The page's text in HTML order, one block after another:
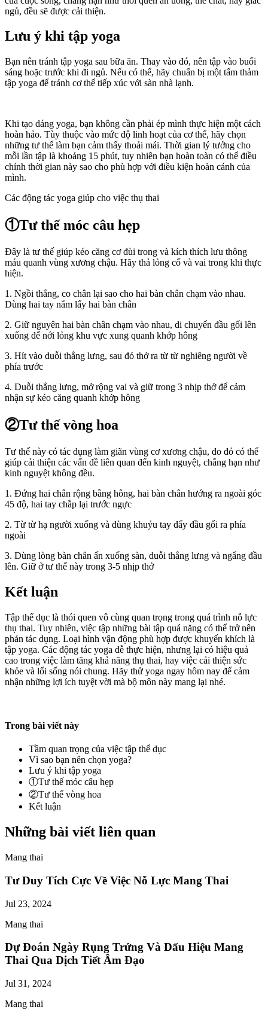
ngủ, đều sẽ được cải thiện.
Lưu ý khi tập yoga
Bạn nên tránh tập yoga sau bữa ăn. Thay vào đó, nên tập vào buổi
sáng hoặc trước khi đi ngủ. Nếu có thể, hãy chuẩn bị một tấm thảm
tập yoga để tránh cơ thể tiếp xúc với sàn nhà lạnh.
Khi tạo dáng yoga, bạn không cần phải ép mình thực hiện một cách
hoàn hảo. Tùy thuộc vào mức độ linh hoạt của cơ thể, hãy chọn
những tư thế làm bạn cảm thấy thoải mái. Thời gian lý tưởng cho
mỗi lần tập là khoảng 15 phút, tuy nhiên bạn hoàn toàn có thể điều
chỉnh thời gian này sao cho phù hợp với điều kiện hoàn cảnh của
mình.
Các động tác yoga giúp cho việc thụ thai
①Tư thế móc câu hẹp
Đây là tư thế giúp kéo căng cơ đùi trong và kích thích lưu thông
máu quanh vùng xương chậu. Hãy thả lỏng cổ và vai trong khi thực
hiện.
1. Ngồi thẳng, co chân lại sao cho hai bàn chân chạm vào nhau.
Dùng hai tay nắm lấy hai bàn chân
2. Giữ nguyên hai bàn chân chạm vào nhau, di chuyển đầu gối lên
xuống để nới lỏng khu vực xung quanh khớp hông
3. Hít vào duỗi thẳng lưng, sau đó thở ra từ từ nghiêng người về
phía trước
4. Duỗi thẳng lưng, mở rộng vai và giữ trong 3 nhịp thở để cảm
nhận sự kéo căng quanh khớp hông
②Tư thế vòng hoa
Tư thế này có tác dụng làm giãn vùng cơ xương chậu, do đó có thể
giúp cải thiện các vấn đề liên quan đến kinh nguyệt, chẳng hạn như
kinh nguyệt không đều.
1. Đứng hai chân rộng bằng hông, hai bàn chân hướng ra ngoài góc
45 độ, hai tay chắp lại trước ngực
2. Từ từ hạ người xuống và dùng khuỷu tay đẩy đầu gối ra phía
ngoài
3. Dùng lòng bàn chân ấn xuống sàn, duỗi thẳng lưng và ngẩng đầu
lên. Giữ ở tư thế này trong 3-5 nhịp thở
Kết luận
Tập thể dục là thói quen vô cùng quan trọng trong quá trình nỗ lực
thụ thai. Tuy nhiên, việc tập những bài tập quá nặng có thể trở nên
phản tác dụng. Loại hình vận động phù hợp được khuyến khích là
tập yoga. Các động tác yoga dễ thực hiện, nhưng lại có hiệu quả
cao trong việc làm tăng khả năng thụ thai, hay việc cải thiện sức
khỏe và lối sống nói chung. Hãy thử yoga ngay hôm nay để cảm
nhận những lợi ích tuyệt vời mà bộ môn này mang lại nhé.
Trong bài viết này
Tầm quan trọng của việc tập thể dục
Vì sao bạn nên chọn yoga?
Lưu ý khi tập yoga
①Tư thế móc câu hẹp
②Tư thế vòng hoa
Kết luận
Những bài viết liên quan
Mang thai
Tư Duy Tích Cực Về Việc Nỗ Lực Mang Thai
Jul 23, 2024
Mang thai
Dự Đoán Ngày Rụng Trứng Và Dấu Hiệu Mang
Thai Qua Dịch Tiết Âm Đạo
Jul 31, 2024
Mang thai